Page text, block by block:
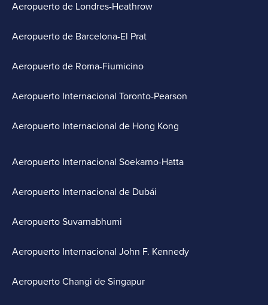
Aeropuerto de Londres-Heathrow
Aeropuerto de Barcelona-El Prat
Aeropuerto de Roma-Fiumicino
Aeropuerto Internacional Toronto-Pearson
Aeropuerto Internacional de Hong Kong
Aeropuerto Internacional Soekarno-Hatta
Aeropuerto Internacional de Dubái
Aeropuerto Suvarnabhumi
Aeropuerto Internacional John F. Kennedy
Aeropuerto Changi de Singapur